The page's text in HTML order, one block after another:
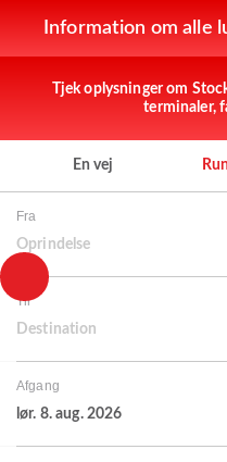
Information om alle
Tjek oplysninger om
terminaler,
En vej
Fra
Oprindelse
Til
Destination
Afgang
lør. 8. aug. 2026